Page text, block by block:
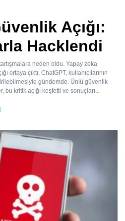
Açığı:
Hacklendi
neden oldu. Yapay zeka
ortaya çıktı. ChatGPT, kullanıcılarının
gündemde. Ünlü güvenlik
bu kritik açığı keşfetti ve sonuçları...